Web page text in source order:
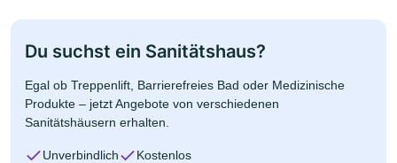
Du suchst ein Sanitätshaus?
Egal ob Treppenlift, Barrierefreies Bad oder Medizinische
Produkte – jetzt Angebote von verschiedenen
Sanitätshäusern erhalten.
Unverbindlich Kostenlos